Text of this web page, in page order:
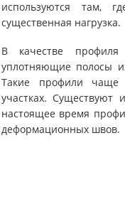
используются там,
существенная нагрузка.
В качестве
уплотняющие полосы
Такие профили чаще
участках. Существуют
настоящее время
деформационных швов.